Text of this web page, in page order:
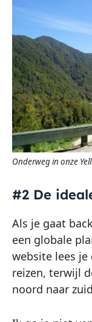
Onderweg in onze
#2 De
Als je gaat
een globale
website lees
reizen, terwijl
noord naar